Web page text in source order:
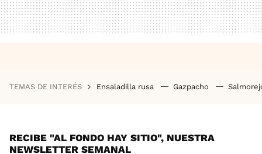
TEMAS DE INTERÉS Ensaladilla rusa Gazpacho
RECIBE "AL FONDO HAY SITIO", NUESTRA
NEWSLETTER SEMANAL